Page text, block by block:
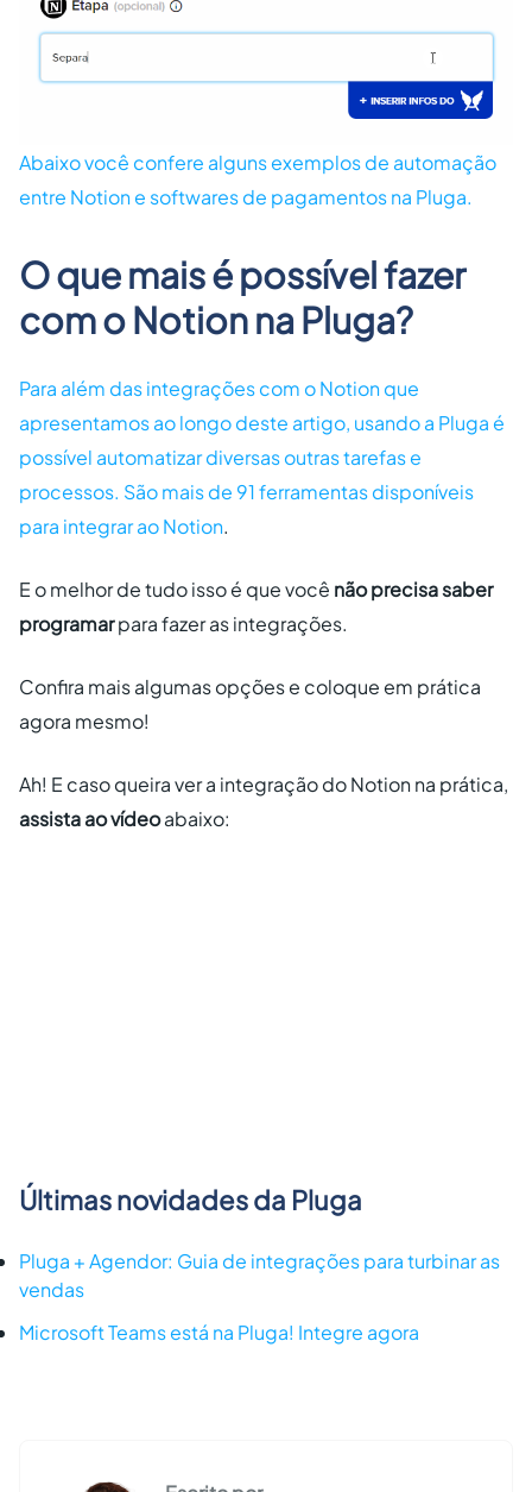
Abaixo você confere alguns exemplos de automação
entre Notion e softwares de pagamentos na Pluga.
O que mais é possível fazer
com o Notion na Pluga?
Para além das integrações com o Notion que
apresentamos ao longo deste artigo, usando a Pluga é
possível automatizar diversas outras tarefas e
processos. Sãomais de 91 ferramentas disponíveis
para integrar ao Notion.
E o melhor de tudo isso é que você não precisa saber
programarpara fazer as integrações.
Confira mais algumas opções e coloque em prática
agora mesmo!
Ah! E caso queira ver a integração do Notion na prática,
assista ao vídeoabaixo:
Últimas novidades da Pluga
Pluga + Agendor: Guia de integrações para turbinar as
vendas
Microsoft Teams está na Pluga! Integre agora